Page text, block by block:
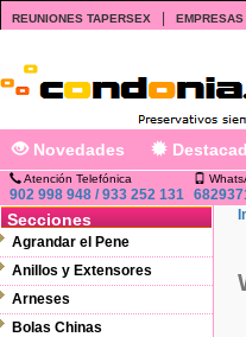
REUNIONES TAPERSEX EMPRESAS
Novedades
Atención Telefónica
902 998 948 / 933 252 131
Secciones
Agrandar el Pene
Anillos y Extensores
Arneses
Bolas Chinas